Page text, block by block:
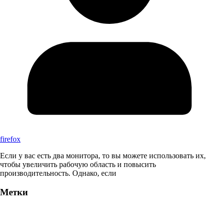
firefox
Если у вас есть два монитора, то вы можете использовать их,
чтобы увеличить рабочую область и повысить
производительность. Однако, если
Метки